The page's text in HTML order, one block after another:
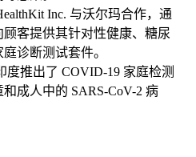
Inc. 与沃尔玛合作，通
客提供其针对性健康、糖尿
诊断测试套件。
度推出了 COVID-19 家庭检测
成人中的 SARS-CoV-2 病